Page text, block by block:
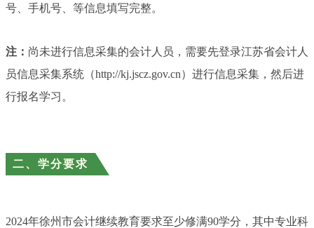
号、手机号、等信息填写完整。
注： 尚未进行信息采集的会计人员，需要先登录江苏省会计人
员信息采集系统（http://kj.jscz.gov.cn）进行信息采集，然后进
行报名学习。
二、学分要求
2024年徐州市会计继续教育要求至少修满90学分，其中专业科